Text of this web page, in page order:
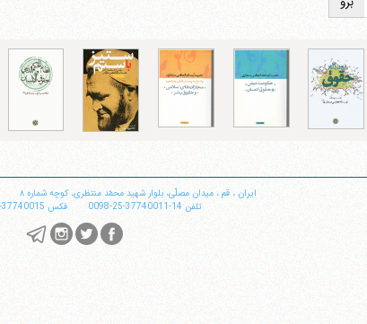
ایران ، قم ، میدان مصلّی، بلوار شهید محمّد منتظری، كوچه شماره ٨
تلفن 14-37740011-25-0098 فکس 37740015-25-0098
فکس37740015-25-98+